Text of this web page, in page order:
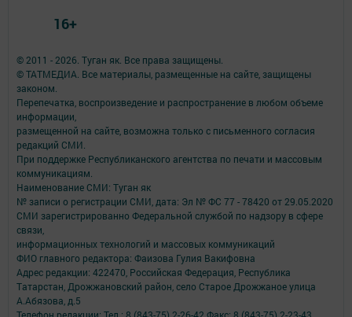
© 2011 - 2026. Туган як. Все права защищены.
© ТАТМЕДИА. Все материалы, размещенные на сайте, защищены
законом.
Перепечатка, воспроизведение и распространение в любом объеме
информации,
размещенной на сайте, возможна только с письменного согласия
редакций СМИ.
При поддержке Республиканского агентства по печати и массовым
коммуникациям.
Наименование СМИ: Туган як
№ записи о регистрации СМИ, дата: Эл № ФС 77 - 78420 от 29.05.2020
СМИ зарегистрированно Федеральной службой по надзору в сфере
связи,
информационных технологий и массовых коммуникаций
ФИО главного редактора: Фаизова Гулия Вакифовна
Адрес редакции: 422470, Российская Федерация, Республика
Татарстан, Дрожжановский район, село Старое Дрожжаное улица
А.Абязова, д.5
16+